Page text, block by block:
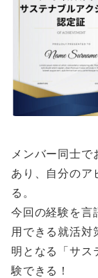
メンバー同士
あり、自分のア
る。
今回の経験を言
用できる就活対
明となる「サス
験できる！